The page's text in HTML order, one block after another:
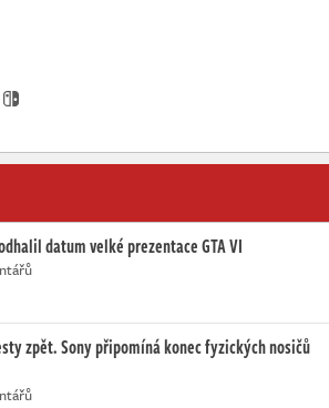
datum velké prezentace GTA VI
zpět. Sony připomíná konec fyzických nosičů